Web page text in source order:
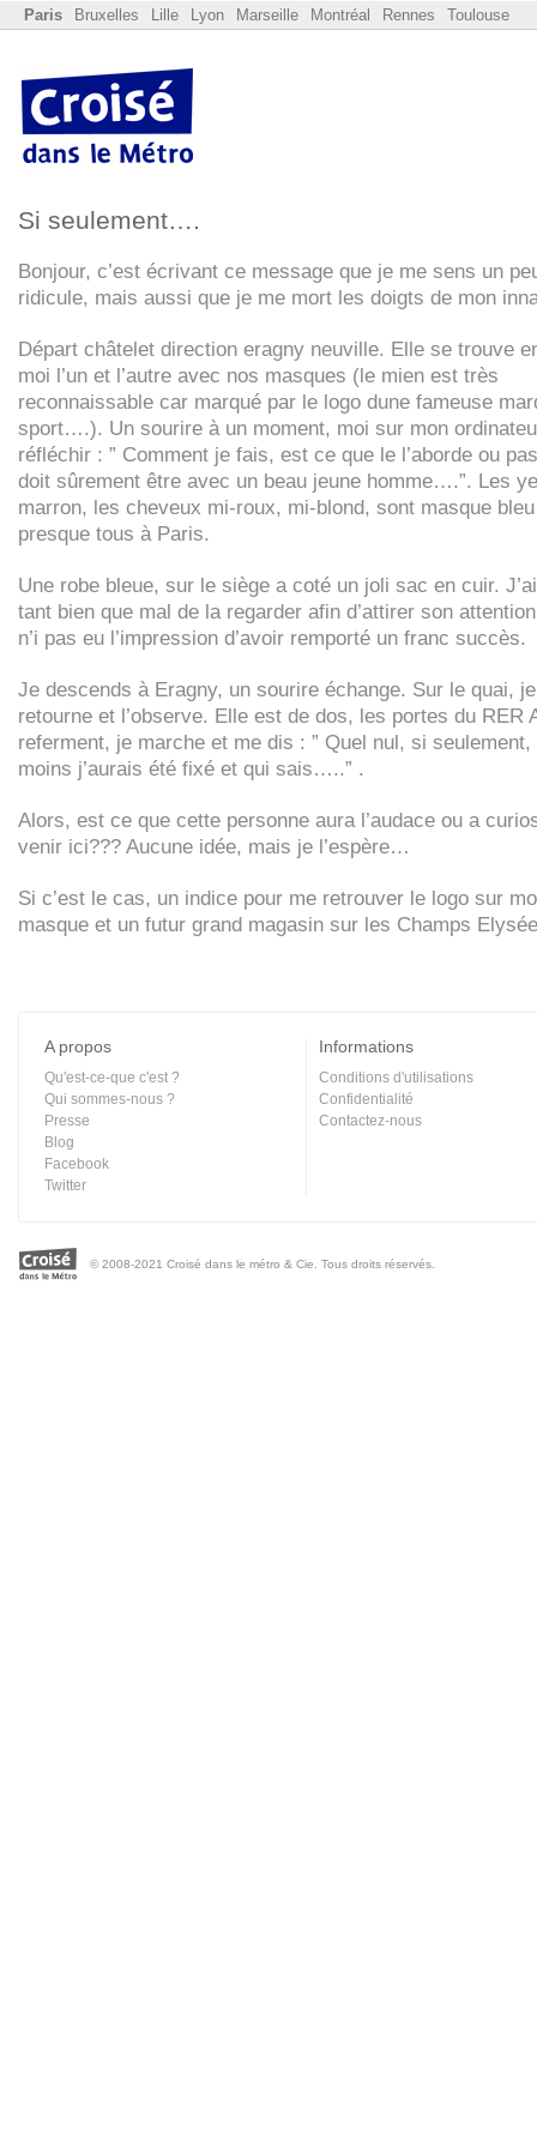
Paris Bruxelles Lille Lyon Marseille Montréal Rennes Toulouse
Si seulement….
Bonjour, c’est écrivant ce message que je me sens un
ridicule, mais aussi que je me mort les doigts de mon
Départ châtelet direction eragny neuville. Elle se trouve
moi l’un et l’autre avec nos masques (le mien est très
reconnaissable car marqué par le logo dune fameuse
sport….). Un sourire à un moment, moi sur mon
réfléchir : ” Comment je fais, est ce que le l’aborde ou
doit sûrement être avec un beau jeune homme….”. Les
marron, les cheveux mi-roux, mi-blond, sont masque
presque tous à Paris.
Une robe bleue, sur le siège a coté un joli sac en cuir.
tant bien que mal de la regarder afin d’attirer son
n’i pas eu l’impression d’avoir remporté un franc succès.
Je descends à Eragny, un sourire échange. Sur le quai,
retourne et l’observe. Elle est de dos, les portes du RER
referment, je marche et me dis : ” Quel nul, si seulement,
moins j’aurais été fixé et qui sais…..” .
Alors, est ce que cette personne aura l’audace ou a
venir ici??? Aucune idée, mais je l’espère…
Si c’est le cas, un indice pour me retrouver le logo sur
masque et un futur grand magasin sur les Champs
A propos
Qu'est-ce-que c'est ?
Qui sommes-nous ?
Presse
Blog
Facebook
Twitter
Informations
Conditions d'utilisations
Confidentialité
Contactez-nous
© 2008-2021 Croisé dans le métro & Cie. Tous droits réservés.